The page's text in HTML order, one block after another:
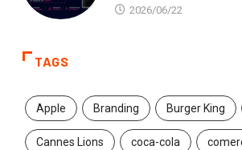
2026/06/22
TAGS
Apple Branding Burger King
Cannes Lions coca-cola